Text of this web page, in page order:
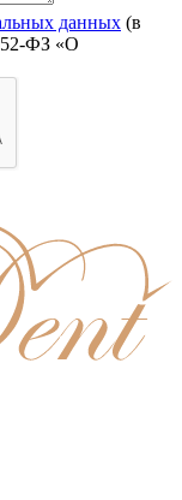
данных (в
ФЗ «О